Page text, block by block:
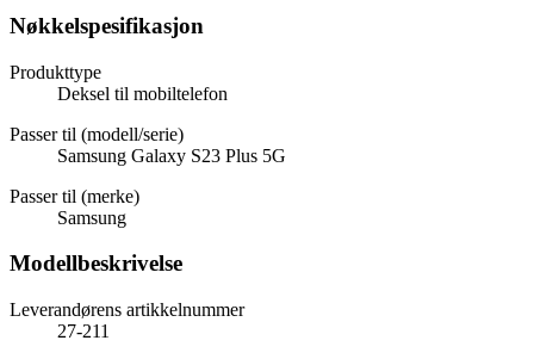
Nøkkelspesifikasjon
Produkttype
Deksel til mobiltelefon
Passer til (modell/serie)
Samsung Galaxy S23 Plus 5G
Passer til (merke)
Samsung
Modellbeskrivelse
Leverandørens artikkelnummer
27-211